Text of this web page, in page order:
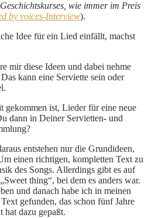
wie immer im Preis
d by voices-Interview).
Idee für ein Lied einfällt, machst
mir diese Ideen und dabei nehme
kann eine Serviette sein oder
gekommen ist, Lieder für eine neue
dann in Deiner Servietten- und
entstehen nur die Grundideen,
einen richtigen, kompletten Text zu
des Songs. Allerdings gibt es auf
thing“, bei dem es anders war.
und danach habe ich in meinen
gefunden, das schon fünf Jahre
hat dazu gepaßt.